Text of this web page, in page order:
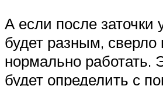
А если после заточки
будет разным, сверло
нормально работать.
будет определить с